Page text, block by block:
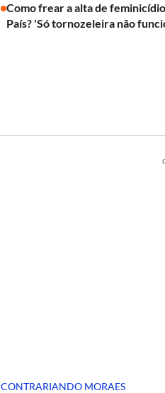
Como frear a alta de
País? 'Só tornozeleira não
CONTRARIANDO MORAES